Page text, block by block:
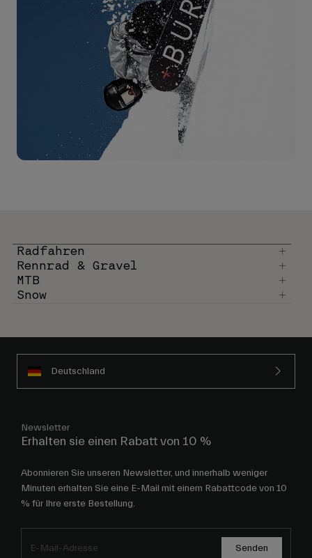
Radfahren
Rennrad & Gravel
MTB
Snow
Deutschland
Newsletter
Erhalten sie einen Rabatt von 10 %
Abonnieren Sie unseren Newsletter, und innerhalb weniger
Minuten erhalten Sie eine E-Mail mit einem Rabattcode von 10
% für Ihre erste Bestellung.
Senden